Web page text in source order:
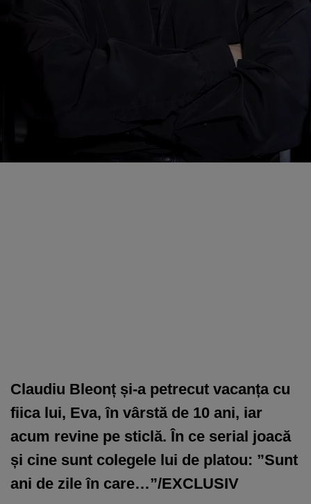
Claudiu Bleonț și-a petrecut vacanța cu
fiica lui, Eva, în vârstă de 10 ani, iar
acum revine pe sticlă. În ce serial joacă
și cine sunt colegele lui de platou: ”Sunt
ani de zile în care…”/EXCLUSIV